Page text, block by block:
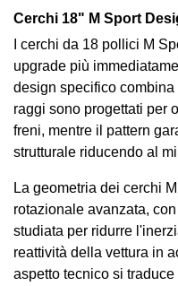
Cerchi 18" M Sport
I cerchi da 18 pollici M
upgrade più
design specifico
raggi sono progettati per
freni, mentre il pattern
strutturale riducendo al
La geometria dei cerchi
rotazionale avanzata,
studiata per ridurre
reattività della vettura in
aspetto tecnico si